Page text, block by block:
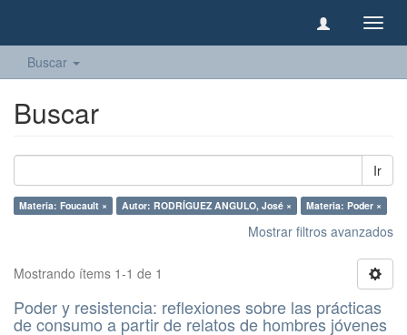
Buscar
Buscar
Ir
Materia: Foucault × Autor: RODRÍGUEZ ANGULO, José × Materia: Poder ×
Mostrar filtros avanzados
Mostrando ítems 1-1 de 1
Poder y resistencia: reflexiones sobre las prácticas
de consumo a partir de relatos de hombres jóvenes